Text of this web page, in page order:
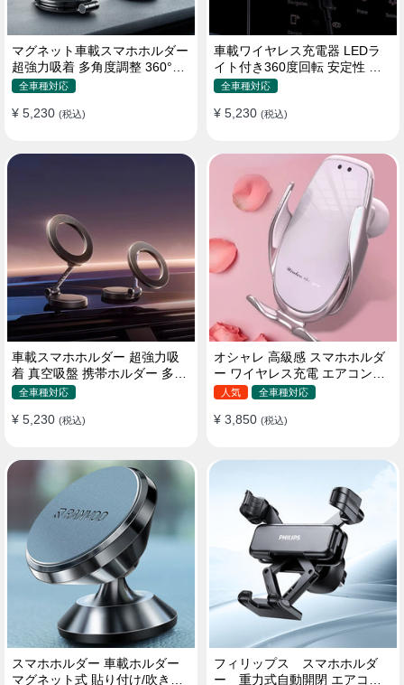
マグネット車載スマホホルダー
超強力吸着 多角度調整 360°回
転な台座 車用ホルダー 折りた
全機種対応
全車種対応
¥ 5,230 (税込)
車載ワイヤレス充電器 LEDラ
イト付き360度回転 安定性 粘
着ゲル吸盤＆エアコン吹き出し
イヤレス充電 スマホホルダー
全車種対応
¥ 5,230 (税込)
車載スマホホルダー 超強力吸
着 真空吸盤 携帯ホルダー 多角
度調整 360°回転な台座 車用ホ
カー用品 全機種対応
全車種対応
¥ 5,230 (税込)
オシャレ 高級感 スマホホルダ
ー ワイヤレス充電 エアコン吹
き出し口/ 吸盤タイプ 女性
人気 全車種対応
¥ 3,850 (税込)
スマホホルダー 車載ホルダー
マグネット式 貼り付け/吹き出
フィリップス スマホホルダ
ー 重力式自動開閉 エアコン